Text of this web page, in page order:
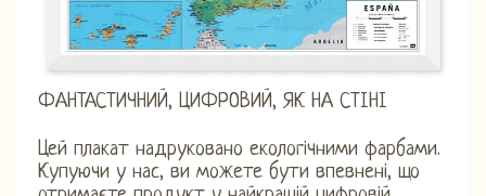
ФАНТАСТИЧНИЙ, ЦИФРОВИЙ, ЯК НА СТІНІ
Цей плакат надруковано екологічними фарбами.
Купуючи у нас, ви можете бути впевнені, що